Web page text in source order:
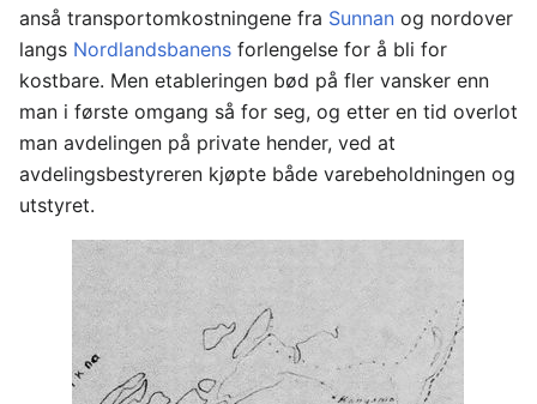
anså transportomkostningene fra Sunnan og nordover
langs Nordlandsbanens forlengelse for å bli for
kostbare. Men etableringen bød på fler vansker enn
man i første omgang så for seg, og etter en tid overlot
man avdelingen på private hender, ved at
avdelingsbestyreren kjøpte både varebeholdningen og
utstyret.